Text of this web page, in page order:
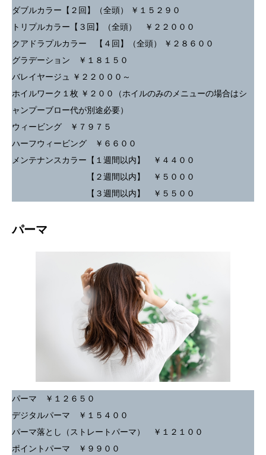
ダブルカラー【２回】（全頭） ￥１５２９０
トリプルカラー【３回】（全頭） ￥２２０００
クアドラプルカラー 【４回】（全頭） ￥２８６００
グラデーション ￥１８１５０
バレイヤージュ ￥２２０００～
ホイルワーク１枚 ￥２００（ホイルのみのメニューの場合はシ
ャンプーブロー代が別途必要）
ウィービング ￥７９７５
ハーフウィービング ￥６６００
メンテナンスカラー【１週間以内】 ￥４４００
【２週間以内】 ￥５０００
【３週間以内】 ￥５５００
パーマ
パーマ ￥１２６５０
デジタルパーマ ￥１５４００
パーマ落とし（ストレートパーマ） ￥１２１００
ポイントパーマ ￥９９００